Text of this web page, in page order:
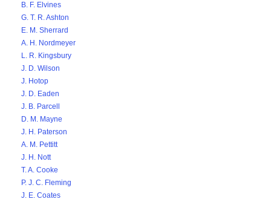
B. F. Elvines
G. T. R. Ashton
E. M. Sherrard
A. H. Nordmeyer
L. R. Kingsbury
J. D. Wilson
J. Hotop
J. D. Eaden
J. B. Parcell
D. M. Mayne
J. H. Paterson
A. M. Pettitt
J. H. Nott
T. A. Cooke
P. J. C. Fleming
J. E. Coates